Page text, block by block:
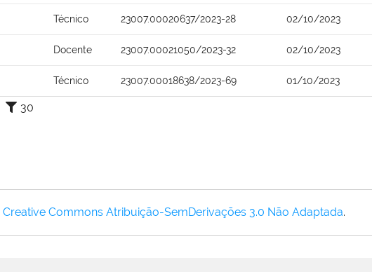
Técnico 23007.00020637/2023-28 02/10/2023
Docente 23007.00021050/2023-32 02/10/2023
Técnico 23007.00018638/2023-69 01/10/2023
30
Creative Commons Atribuição-SemDerivações 3.0 Não Adaptada.